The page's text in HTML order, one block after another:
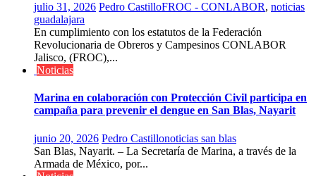
julio 31, 2026 Pedro CastilloFROC - CONLABOR, noticias
guadalajara
En cumplimiento con los estatutos de la Federación
Revolucionaria de Obreros y Campesinos CONLABOR
Jalisco, (FROC),...
Noticias
Marina en colaboración con Protección Civil participa en
campaña para prevenir el dengue en San Blas, Nayarit
junio 20, 2026 Pedro Castillonoticias san blas
San Blas, Nayarit. – La Secretaría de Marina, a través de la
Armada de México, por...